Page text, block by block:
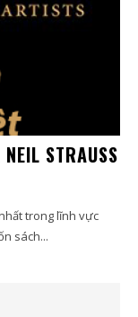
STRAUSS
trong lĩnh vực
sách...